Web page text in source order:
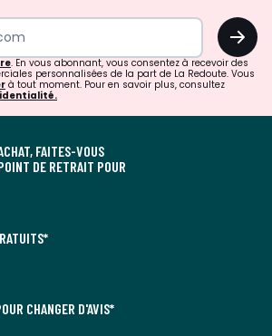
OK
. En vous abonnant, vous consentez à recevoir des
personnalisées de la part de La Redoute. Vous
à tout moment. Pour en savoir plus, consultez
FAITES-VOUS
DE RETRAIT POUR
CHANGER D'AVIS*